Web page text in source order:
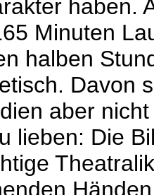
haben.
Minuten
halben
Davon
aber
lieben: Die